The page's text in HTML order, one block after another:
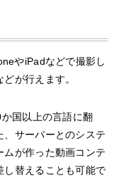
やiPadなどで撮影し
が行えます。
国以上の言語に翻
サーバーとのシステ
ムが作った動画コンテ
し替えることも可能で